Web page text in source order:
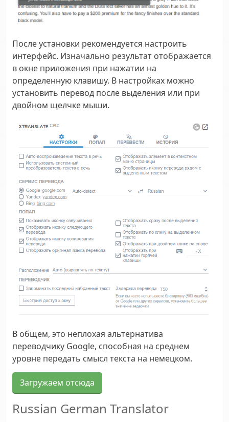
После установки рекомендуется настроить
интерфейс. Изначально результат отображается
в окне приложения при нажатии на
определенную клавишу. В настройках можно
установить перевод после выделения или при
двойном щелчке мыши.
В общем, это неплохая альтернатива
переводчику Google, способная на среднем
уровне передать смысл текста на немецком.
Загружаем отсюда
Russian German Translator